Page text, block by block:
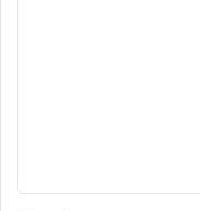
t